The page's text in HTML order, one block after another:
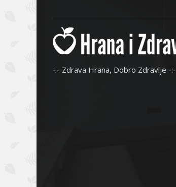
-:- Zdrava Hrana, Dobro Zdravlje -:-